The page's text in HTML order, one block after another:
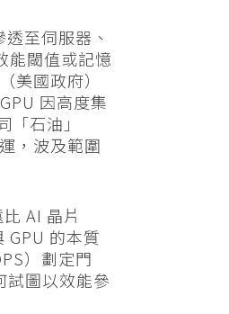
至伺服器、
能閾值或記憶
美國政府）
因高度集
石油」
，波及範圍
AI 晶片
GPU 的本質
）劃定門
試圖以效能參